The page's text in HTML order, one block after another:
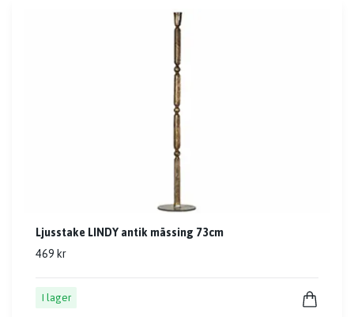
Ljusstake LINDY antik mässing 73cm
469 kr
I lager